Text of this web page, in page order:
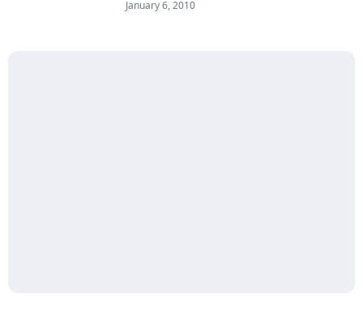
février prochain avec un nouvel album
January 6, 2010